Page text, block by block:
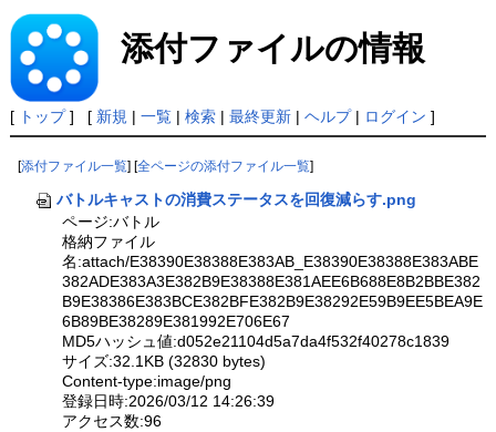
添付ファイルの情報
[ トップ] [ 新規 | 一覧| 検索| 最終更新| ヘルプ| ログイン ]
[添付ファイル一覧] [全ページの添付ファイル一覧]
バトルキャストの消費ステータスを回復減らす.png
ページ:バトル
格納ファイル
名:attach/E38390E38388E383AB_E38390E38388E383ABE
382ADE383A3E382B9E38388E381AEE6B688E8B2BBE382
B9E38386E383BCE382BFE382B9E38292E59B9EE5BEA9E
6B89BE38289E381992E706E67
MD5ハッシュ値:d052e21104d5a7da4f532f40278c1839
サイズ:32.1KB (32830 bytes)
Content-type:image/png
登録日時:2026/03/12 14:26:39
アクセス数:96